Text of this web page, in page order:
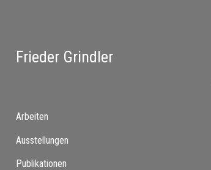
Frieder Grindler
Arbeiten
Ausstellungen
Publikationen